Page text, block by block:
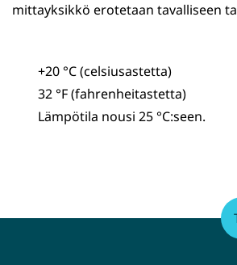
mittayksikkö erotetaan tavalliseen
+20 °C (celsiusastetta)
32 °F (fahrenheitastetta)
Lämpötila nousi 25 °C:seen.